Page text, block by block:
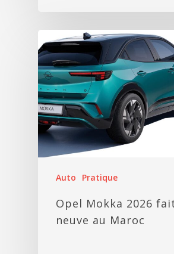
Auto Pratique
Opel Mokka 2026
neuve au Maroc